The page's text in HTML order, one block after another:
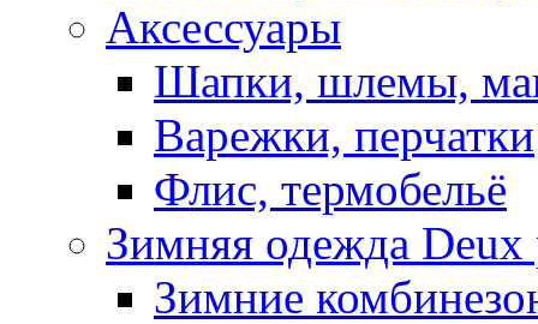
Аксессуары
Шапки, шлемы,
Варежки, перчатки
Флис, термобельё
Зимняя одежда Deux
Зимние